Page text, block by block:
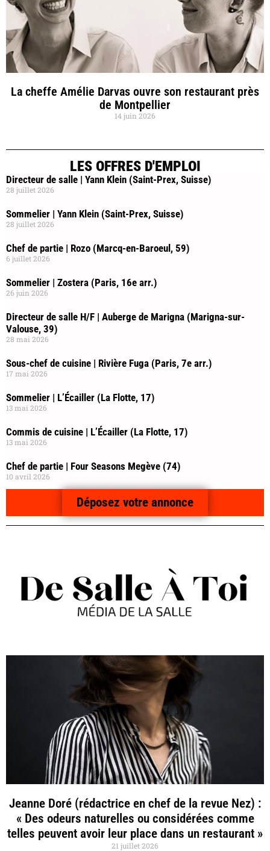
La cheffe Amélie Darvas ouvre son restaurant près
de Montpellier
14 juin 2026
LES OFFRES D'EMPLOI
Directeur de salle | Yann Klein (Saint-Prex, Suisse)
28 juillet 2026
Sommelier | Yann Klein (Saint-Prex, Suisse)
28 juillet 2026
Chef de partie | Rozo (Marcq-en-Baroeul, 59)
6 juillet 2026
Sommelier | Zostera (Paris, 16e arr.)
26 juin 2026
Directeur de salle H/F | Auberge de Marigna (Marigna-sur-
Valouse, 39)
28 mai 2026
Sous-chef de cuisine | Rivière Fuga (Paris, 7e arr.)
17 mai 2026
Sommelier | L’Écailler (La Flotte, 17)
13 mai 2026
Commis de cuisine | L’Écailler (La Flotte, 17)
13 mai 2026
Chef de partie | Four Seasons Megève (74)
10 avril 2026
Déposez votre annonce
Jeanne Doré (rédactrice en chef de la revue Nez) :
« Des odeurs naturelles ou considérées comme
telles peuvent avoir leur place dans un restaurant »
21 juillet 2026